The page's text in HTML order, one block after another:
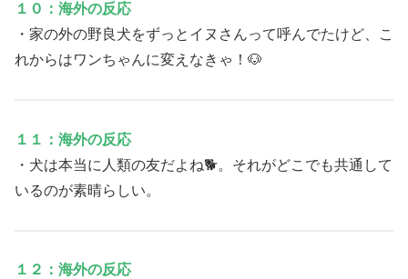
１０：海外の反応
・家の外の野良犬をずっとイヌさんって呼んでたけど、こ
れからはワンちゃんに変えなきゃ！🐶
１１：海外の反応
・犬は本当に人類の友だよね🐕。それがどこでも共通して
いるのが素晴らしい。
１２：海外の反応